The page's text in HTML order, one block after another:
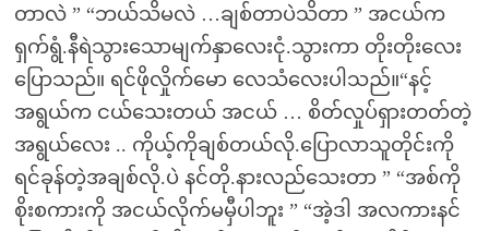
တာလဲ ” “ဘယ်သိမလဲ …ချစ်တာပဲသိတာ ” အငယ်က
ရှက်ရွံ.နီရဲသွားသောမျက်နှာလေးငုံ.သွားကာ တိုးတိုးလေး
ပြောသည်။ ရင်ဖိုလှိုက်မော လေသံလေးပါသည်။“နင့်
အရွယ်က ငယ်သေးတယ် အငယ် … စိတ်လှုပ်ရှားတတ်တဲ့
အရွယ်လေး .. ကိုယ့်ကိုချစ်တယ်လို.ပြောလာသူတိုင်းကို
ရင်ခုန်တဲ့အချစ်လို.ပဲ နင်တို.နားလည်သေးတာ ” “အစ်ကို
စိုးစကားကို အငယ်လိုက်မမှီပါဘူး ” “အဲ့ဒါ အလကားနင်